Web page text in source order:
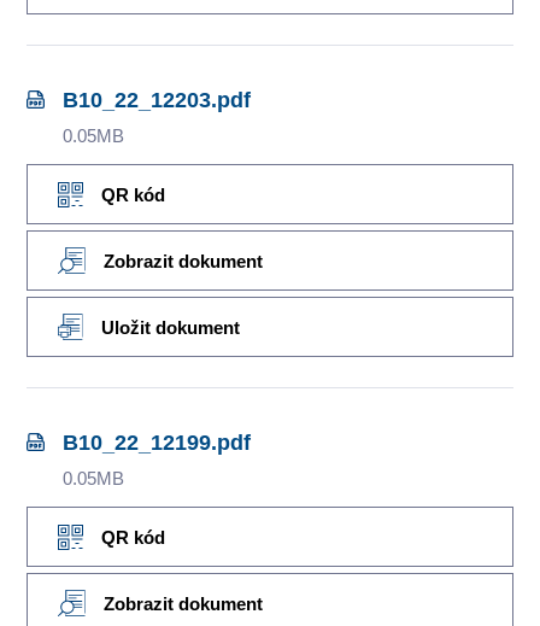
B10_22_12203.pdf
0.05MB
QR kód
Zobrazit dokument
Uložit dokument
B10_22_12199.pdf
0.05MB
QR kód
Zobrazit dokument